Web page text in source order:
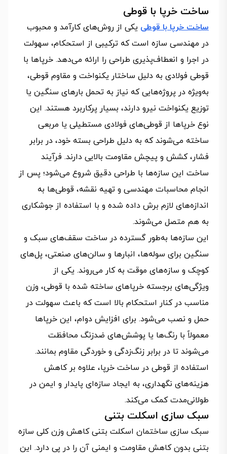
ساخت خرپا با قوطی
ساخت خرپا با قوطی یکی از روش‌های کارآمد و محبوب
در مهندسی سازه است که ترکیبی از استحکام، سهولت
در اجرا و انعطاف‌پذیری طراحی را ارائه می‌دهد. خرپاها با
قوطی فولادی به دلیل ساختار یکنواخت و مقاوم قوطی،
به‌ویژه در پروژه‌هایی که نیاز به تحمل بارهای سنگین یا
توزیع یکنواخت نیرو دارند، بسیار پرکاربرد هستند. این
نوع خرپاها از قوطی‌های فولادی مستطیلی یا مربعی
ساخته می‌شوند که به دلیل طراحی بسته خود، در برابر
فشار، کشش و پیچش مقاومت بالایی دارند. فرآیند
ساخت این سازه‌ها با طراحی دقیق شروع می‌شود؛ پس از
انجام محاسبات مهندسی و تهیه نقشه، قوطی‌ها به
اندازه‌های لازم برش داده شده و با استفاده از جوشکاری
به هم متصل می‌شوند.
این سازه‌ها به‌طور گسترده در ساخت سقف‌های سبک و
سنگین برای سوله‌ها، انبارها و سالن‌های صنعتی، پل‌های
کوچک و سازه‌های موقت به کار می‌روند. یکی از
ویژگی‌های برجسته خرپاهای ساخته شده با قوطی، وزن
مناسب در کنار استحکام بالا است که باعث سهولت در
حمل و نصب می‌شود. برای افزایش دوام، این خرپاها
معمولاً با رنگ‌ها یا پوشش‌های ضدزنگ محافظت
می‌شوند تا در برابر زنگ‌زدگی و خوردگی مقاوم بمانند.
استفاده از قوطی در ساخت خرپا، علاوه بر کاهش
هزینه‌های نگهداری، به ایجاد سازه‌ای پایدار و ایمن در
طولانی‌مدت کمک می‌کند.
سبک سازی اسکلت بتنی
سبک سازی ساختمان اسکلت بتنی کاهش وزن کلی سازه
بتنی بدون کاهش مقاومت و ایمنی آن را در پی دارد. این